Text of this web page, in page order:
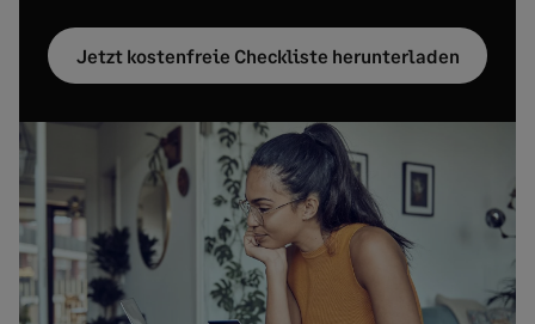
Jetzt kostenfreie Checkliste herunterladen